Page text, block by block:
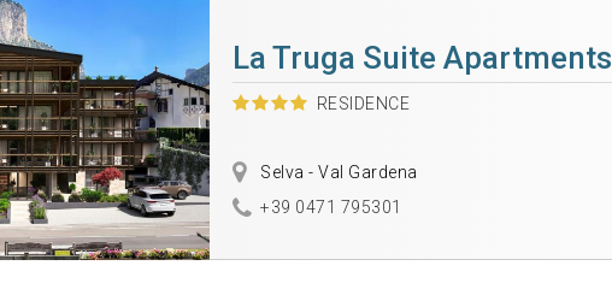
La Truga Suite Apartments
RESIDENCE
Selva - Val Gardena
+39 0471 795301